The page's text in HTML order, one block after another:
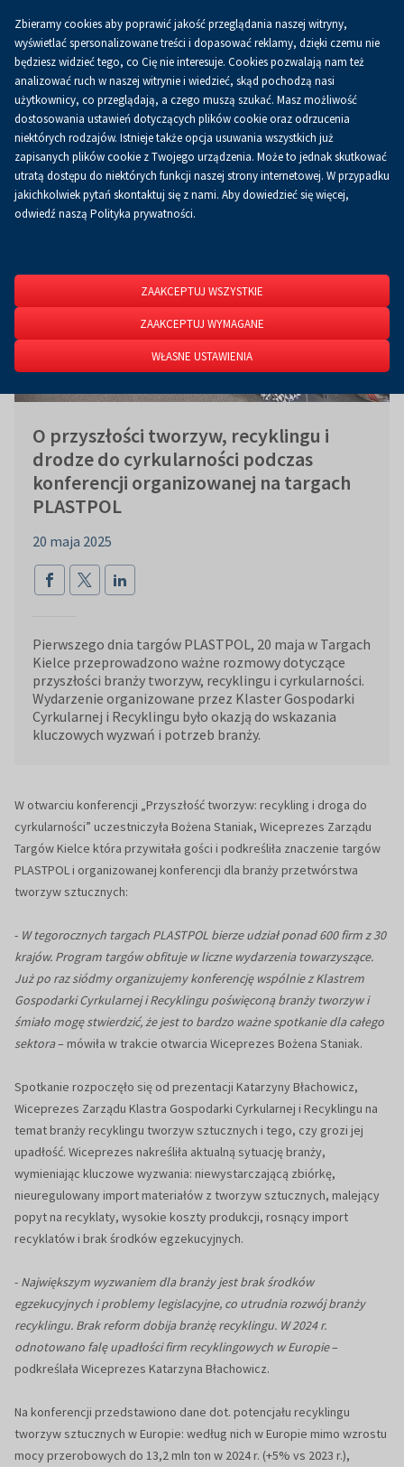
0.00 złKoszykPL
Strona główna O firmie Aktualności
Aktualności
O przyszłości tworzyw, recyklingu i
drodze do cyrkularności podczas
konferencji organizowanej na targach
PLASTPOL
20 maja 2025
Pierwszego dnia targów PLASTPOL, 20 maja w Targach
Kielce przeprowadzono ważne rozmowy dotyczące
przyszłości branży tworzyw, recyklingu i cyrkularności.
Wydarzenie organizowane przez Klaster Gospodarki
Cyrkularnej i Recyklingu było okazją do wskazania
kluczowych wyzwań i potrzeb branży.
W otwarciu konferencji „Przyszłość tworzyw: recykling i droga do
cyrkularności” uczestniczyła Bożena Staniak, Wiceprezes Zarządu
Targów Kielce która przywitała gości i podkreśliła znaczenie targów
PLASTPOL i organizowanej konferencji dla branży przetwórstwa
tworzyw sztucznych:
- W tegorocznych targach PLASTPOL bierze udział ponad 600 firm z 30
krajów. Program targów obfituje w liczne wydarzenia towarzyszące.
Już po raz siódmy organizujemy konferencję wspólnie z Klastrem
Gospodarki Cyrkularnej i Recyklingu poświęconą branży tworzyw i
śmiało mogę stwierdzić, że jest to bardzo ważne spotkanie dla całego
sektora– mówiła w trakcie otwarcia Wiceprezes Bożena Staniak.
Spotkanie rozpoczęło się od prezentacji Katarzyny Błachowicz,
Wiceprezes Zarządu Klastra Gospodarki Cyrkularnej i Recyklingu na
temat branży recyklingu tworzyw sztucznych i tego, czy grozi jej
upadłość. Wiceprezes nakreśliła aktualną sytuację branży,
wymieniając kluczowe wyzwania: niewystarczającą zbiórkę,
nieuregulowany import materiałów z tworzyw sztucznych, malejący
popyt na recyklaty, wysokie koszty produkcji, rosnący import
recyklatów i brak środków egzekucyjnych.
- Największym wyzwaniem dla branży jest brak środków
egzekucyjnych i problemy legislacyjne, co utrudnia rozwój branży
recyklingu. Brak reform dobija branżę recyklingu. W 2024 r.
odnotowano falę upadłości firm recyklingowych w Europie–
podkreślała Wiceprezes Katarzyna Błachowicz.
Na konferencji przedstawiono dane dot. potencjału recyklingu
tworzyw sztucznych w Europie: według nich w Europie mimo wzrostu
mocy przerobowych do 13,2 mln ton w 2024 r. (+5% vs 2023 r.),
Zbieramy cookies aby poprawić jakość przeglądania naszej witryny,
wyświetlać spersonalizowane treści i dopasować reklamy, dzięki czemu nie
będziesz widzieć tego, co Cię nie interesuje. Cookies pozwalają nam też
analizować ruch w naszej witrynie i wiedzieć, skąd pochodzą nasi
użytkownicy, co przeglądają, a czego muszą szukać. Masz możliwość
dostosowania ustawień dotyczących plików cookie oraz odrzucenia
niektórych rodzajów. Istnieje także opcja usuwania wszystkich już
zapisanych plików cookie z Twojego urządzenia. Może to jednak skutkować
utratą dostępu do niektórych funkcji naszej strony internetowej. W przypadku
jakichkolwiek pytań skontaktuj się z nami. Aby dowiedzieć się więcej,
odwiedź naszą Polityka prywatności.
ZAAKCEPTUJ WSZYSTKIE
ZAAKCEPTUJ WYMAGANE
WŁASNE USTAWIENIA